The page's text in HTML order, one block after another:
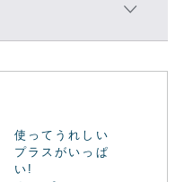
使ってうれしい
プラスがいっぱ
い!